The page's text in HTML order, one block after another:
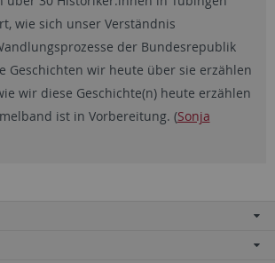
wie sich unser Verständnis
der Bundesrepublik
Geschichten wir heute über sie erzählen
wir diese Geschichte(n) heute erzählen
ist in Vorbereitung. (Sonja